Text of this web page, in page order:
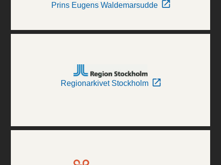
Prins Eugens Waldemarsudde
Regionarkivet Stockholm